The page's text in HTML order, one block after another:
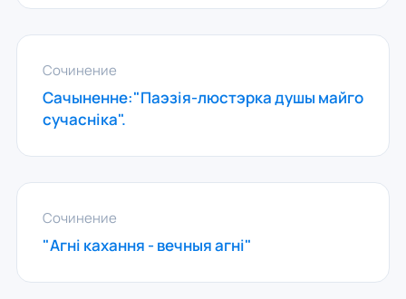
Сочинение
Сачыненне:"Паэзiя-люстэрка душы майго
сучаснiка".
Сочинение
"Агні кахання - вечныя агні"